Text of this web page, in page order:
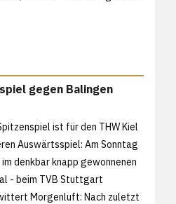
gegen Balingen
ist für den THW Kiel
Auswärtsspiel: Am Sonntag
denkbar knapp gewonnenen
- beim TVB Stuttgart
Morgenluft: Nach zuletzt